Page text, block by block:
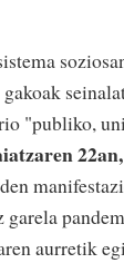
"publiko,
garela
aurretik